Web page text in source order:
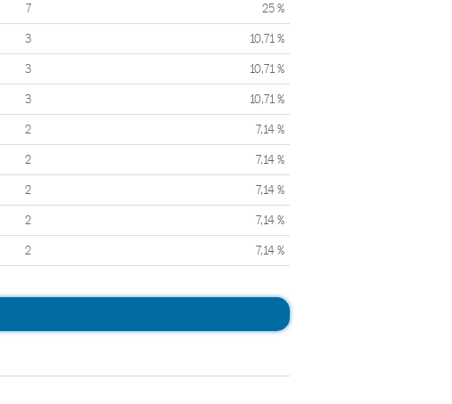
7 25 %
3 10,71 %
3 10,71 %
3 10,71 %
2 7,14 %
2 7,14 %
2 7,14 %
2 7,14 %
2 7,14 %